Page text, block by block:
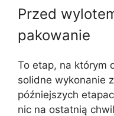
Przed
pakowanie
To etap, na którym
solidne wykonanie
późniejszych
nic na ostatnią